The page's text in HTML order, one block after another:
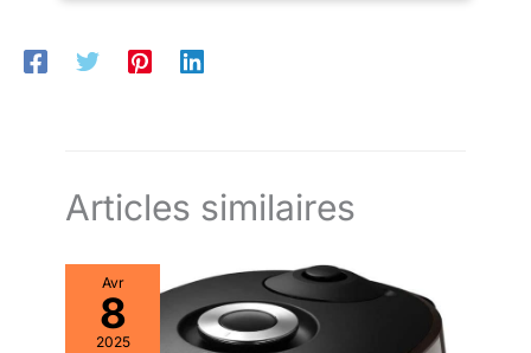
Articles similaires
Avr
8
2025